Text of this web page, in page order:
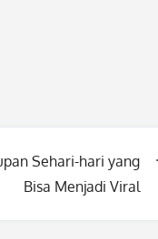
Sehari-hari yang
Bisa Menjadi Viral